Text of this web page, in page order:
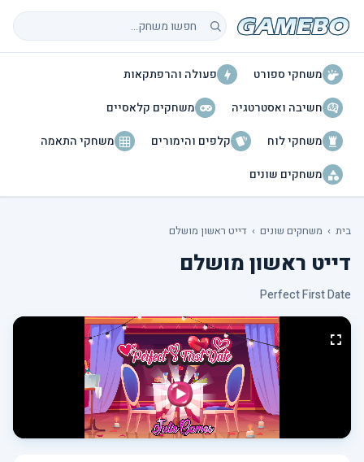
חיפוש משחקים
משחקי ספורט
פעולה והרפתקאות
חשיבה ואסטרטגיה
משחקים קלאסיים
משחקי לוח
קלפים והימורים
משחקי התאמה
משחקים שונים
בית › משחקים שונים › דייט ראשון מושלם
דייט ראשון מושלם
Perfect First Date